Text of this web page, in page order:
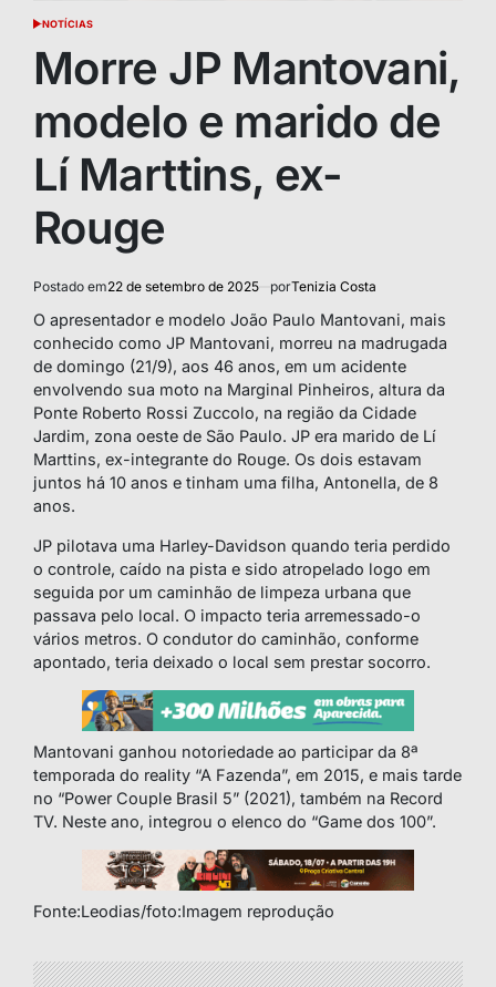
POSTED
NOTÍCIAS
Morre JP Mantovani,
modelo e marido de
Lí Marttins, ex-
Rouge
Postado em22 de setembro de 2025 porTenizia Costa
O apresentador e modelo João Paulo Mantovani, mais
conhecido como JP Mantovani, morreu na madrugada
de domingo (21/9), aos 46 anos, em um acidente
envolvendo sua moto na Marginal Pinheiros, altura da
Ponte Roberto Rossi Zuccolo, na região da Cidade
Jardim, zona oeste de São Paulo. JP era marido de Lí
Marttins, ex-integrante do Rouge. Os dois estavam
juntos há 10 anos e tinham uma filha, Antonella, de 8
anos.
JP pilotava uma Harley-Davidson quando teria perdido
o controle, caído na pista e sido atropelado logo em
seguida por um caminhão de limpeza urbana que
passava pelo local. O impacto teria arremessado-o
vários metros. O condutor do caminhão, conforme
apontado, teria deixado o local sem prestar socorro.
Mantovani ganhou notoriedade ao participar da 8ª
temporada do reality “A Fazenda”, em 2015, e mais tarde
no “Power Couple Brasil 5” (2021), também na Record
TV. Neste ano, integrou o elenco do “Game dos 100”.
Fonte:Leodias/foto:Imagem reprodução